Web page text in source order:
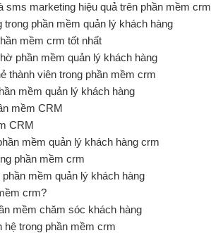
marketing hiệu quả trên phần mềm crm
phần mềm quản lý khách hàng
mềm crm tốt nhất
phần mềm quản lý khách hàng
thành viên trong phần mềm crm
mềm quản lý khách hàng
mềm CRM
CRM
mềm quản lý khách hàng crm
phần mềm crm
mềm quản lý khách hàng
crm?
mềm chăm sóc khách hàng
trong phần mềm crm